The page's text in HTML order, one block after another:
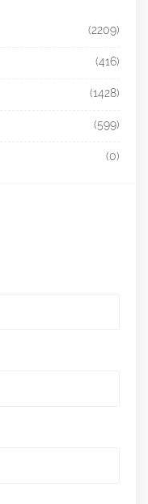
(2209)
(416)
(1428)
(599)
(0)